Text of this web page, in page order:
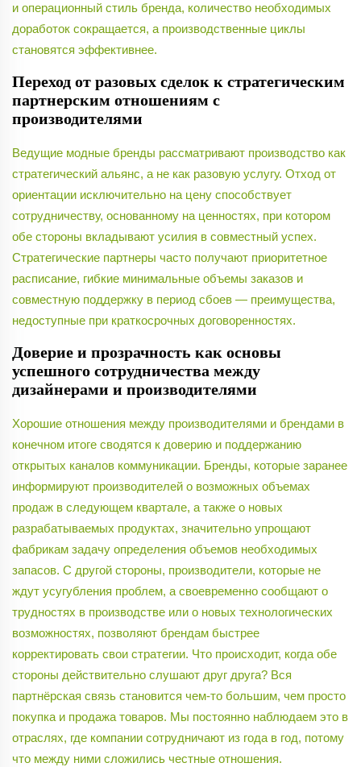
и операционный стиль бренда, количество необходимых
доработок сокращается, а производственные циклы
становятся эффективнее.
Переход от разовых сделок к стратегическим
партнерским отношениям с
производителями
Ведущие модные бренды рассматривают производство как
стратегический альянс, а не как разовую услугу. Отход от
ориентации исключительно на цену способствует
сотрудничеству, основанному на ценностях, при котором
обе стороны вкладывают усилия в совместный успех.
Стратегические партнеры часто получают приоритетное
расписание, гибкие минимальные объемы заказов и
совместную поддержку в период сбоев — преимущества,
недоступные при краткосрочных договоренностях.
Доверие и прозрачность как основы
успешного сотрудничества между
дизайнерами и производителями
Хорошие отношения между производителями и брендами в
конечном итоге сводятся к доверию и поддержанию
открытых каналов коммуникации. Бренды, которые заранее
информируют производителей о возможных объемах
продаж в следующем квартале, а также о новых
разрабатываемых продуктах, значительно упрощают
фабрикам задачу определения объемов необходимых
запасов. С другой стороны, производители, которые не
ждут усугубления проблем, а своевременно сообщают о
трудностях в производстве или о новых технологических
возможностях, позволяют брендам быстрее
корректировать свои стратегии. Что происходит, когда обе
стороны действительно слушают друг друга? Вся
партнёрская связь становится чем-то большим, чем просто
покупка и продажа товаров. Мы постоянно наблюдаем это в
отраслях, где компании сотрудничают из года в год, потому
что между ними сложились честные отношения.